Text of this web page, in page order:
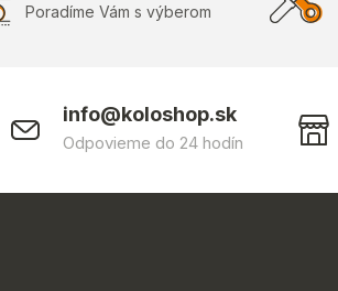
Poradíme Vám s výberom
info@koloshop.sk
Odpovieme do 24 hodín